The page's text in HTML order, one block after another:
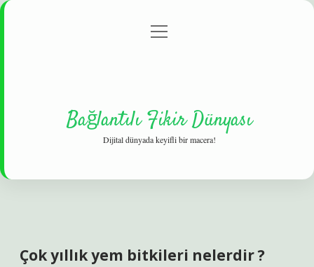
Gizlilik Politikası
menüyü
Bağlantılı Fikir Dünyası
Dijital dünyada keyifli bir macera!
Çok yıllık yem bitkileri nelerdir ?